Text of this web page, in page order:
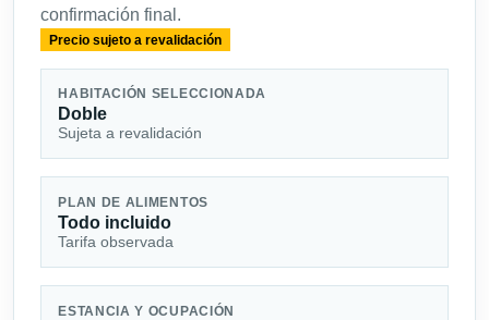
confirmación final.
Precio sujeto a revalidación
HABITACIÓN SELECCIONADA
Doble
Sujeta a revalidación
PLAN DE ALIMENTOS
Todo incluido
Tarifa observada
ESTANCIA Y OCUPACIÓN